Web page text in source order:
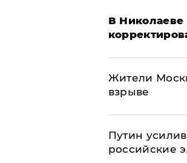
В
Жители
взрыве
Путин
российские